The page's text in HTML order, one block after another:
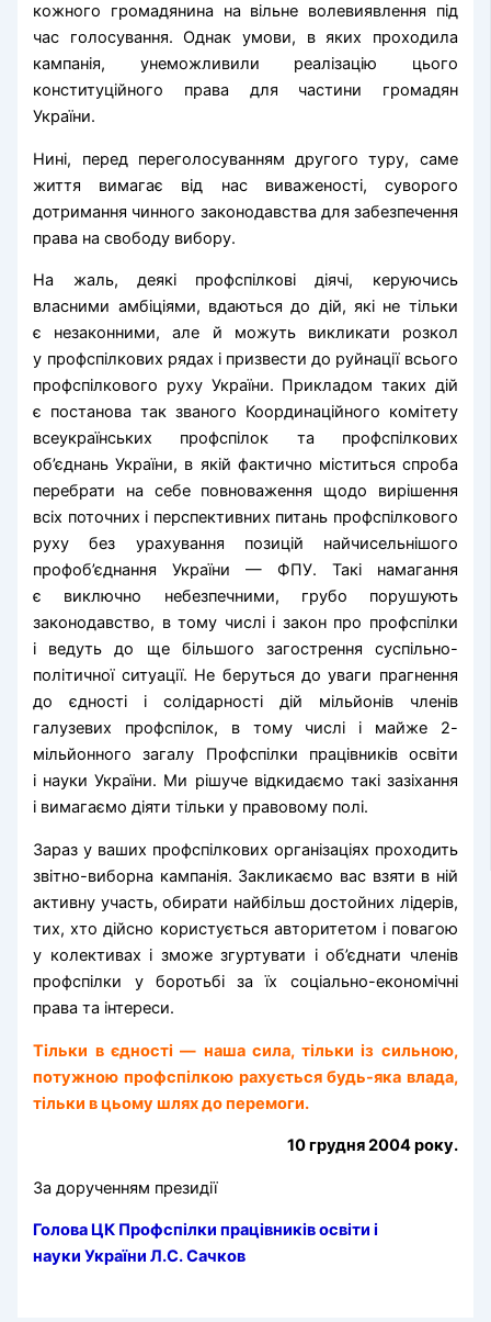
кожного громадянина на вільне волевиявлення під
час голосування. Однак умови, в яких проходила
кампанія, унеможливили реалізацію цього
конституційного права для частини громадян
України.
Нині, перед переголосуванням другого туру, саме
життя вимагає від нас виваженості, суворого
дотримання чинного законодавства для забезпечення
права на свободу вибору.
На жаль, деякі профспілкові діячі, керуючись
власними амбіціями, вдаються до дій, які не тільки
є незаконними, але й можуть викликати розкол
у профспілкових рядах і призвести до руйнації всього
профспілкового руху України. Прикладом таких дій
є постанова так званого Координаційного комітету
всеукраїнських профспілок та профспілкових
об’єднань України, в якій фактично міститься спроба
перебрати на себе повноваження щодо вирішення
всіх поточних і перспективних питань профспілкового
руху без урахування позицій найчисельнішого
профоб’єднання України — ФПУ. Такі намагання
є виключно небезпечними, грубо порушують
законодавство, в тому числі і закон про профспілки
і ведуть до ще більшого загострення суспільно-
політичної ситуації. Не беруться до уваги прагнення
до єдності і солідарності дій мільйонів членів
галузевих профспілок, в тому числі і майже 2-
мільйонного загалу Профспілки працівників освіти
і науки України. Ми рішуче відкидаємо такі зазіхання
і вимагаємо діяти тільки у правовому полі.
Зараз у ваших профспілкових організаціях проходить
звітно-виборна кампанія. Закликаємо вас взяти в ній
активну участь, обирати найбільш достойних лідерів,
тих, хто дійсно користується авторитетом і повагою
у колективах і зможе згуртувати і об’єднати членів
профспілки у боротьбі за їх соціально-економічні
права та інтереси.
Тільки в єдності — наша сила, тільки із сильною,
потужною профспілкою рахується будь-яка влада,
тільки в цьому шлях до перемоги.
10 грудня 2004 року.
За дорученням президії
Голова ЦК Профспілки працівників освіти і
науки України Л.С. Сачков